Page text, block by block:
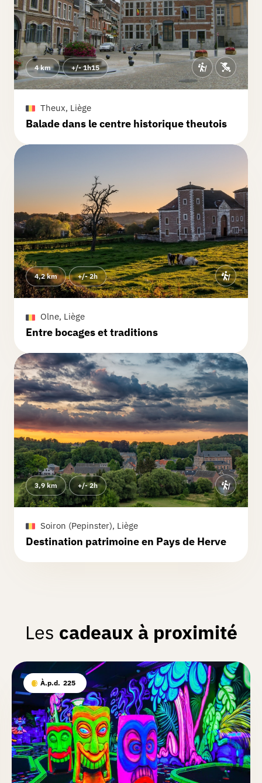
il en faut pour tout le monde
heureusement la petite bière rosée et
la crêpe mikado était super
4 km +/- 1h15
Theux, Liège
Balade dans le centre historique theutois
4,2 km +/- 2h
Olne, Liège
Entre bocages et traditions
3,9 km +/- 2h
Soiron (Pepinster), Liège
Destination patrimoine en Pays de Herve
Les cadeaux à proximité
À.p.d. 225